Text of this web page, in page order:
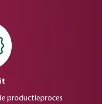
productieproces